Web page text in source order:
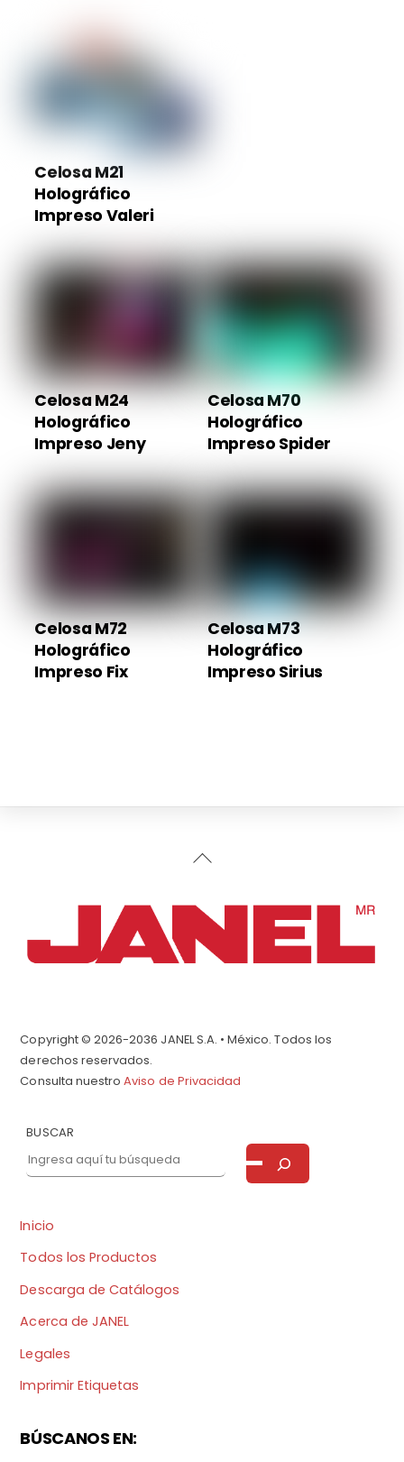
Celosa M21
Holográfico
Impreso Valeri
Celosa M24
Holográfico
Impreso Jeny
Celosa M70
Holográfico
Impreso Spider
Celosa M72
Holográfico
Impreso Fix
Celosa M73
Holográfico
Impreso Sirius
Back
Copyright © 2026-2036 JANEL S.A. • México. Todos los
derechos reservados.
Consulta nuestroAviso de Privacidad
BUSCAR
Inicio
Todos los Productos
Descarga de Catálogos
Acerca de JANEL
Legales
Imprimir Etiquetas
BÚSCANOS EN: